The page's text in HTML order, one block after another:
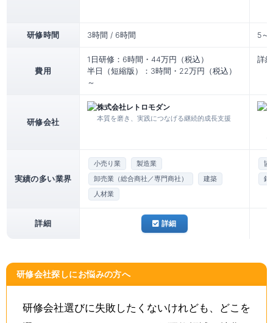
研修時間 3時間 / 6時間 5～
費用
1日研修：6時間・44万円（税込）
半日（短縮版）：3時間・22万円（税込）
～
詳
研修会社
株式会社レトロモダン
本質を磨き、実践につなげる継続的成長支援
実績の多い業界
小売り業
製造業
卸売業（総合商社／専門商社）
建築
人材業
協
銀
詳細 詳細
研修会社探しにお悩みの方へ
研修会社選びに失敗したくないけれども、どこを